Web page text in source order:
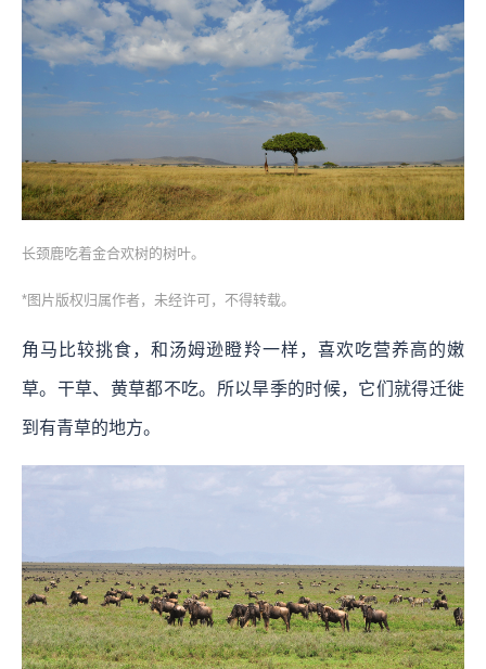
长颈鹿吃着金合欢树的树叶。
*图片版权归属作者，未经许可，不得转载。
角马比较挑食，和汤姆逊瞪羚一样，喜欢吃营养高的嫩
草。干草、黄草都不吃。所以旱季的时候，它们就得迁徙
到有青草的地方。